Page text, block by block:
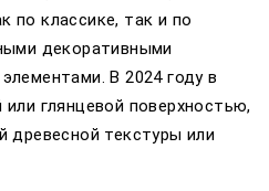
по классике, так и по
декоративными
В 2024 году в
глянцевой поверхностью,
древесной текстуры или